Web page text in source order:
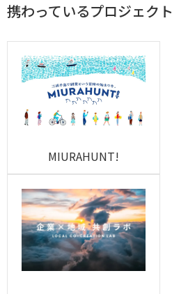
携わっているプロジェクト
MIURAHUNT!